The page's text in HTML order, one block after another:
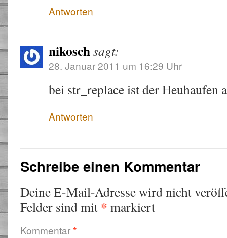
Antworten
nikoschsagt:
28. Januar 2011 um 16:29 Uhr
bei str_replace ist der Heuhaufen
Antworten
Schreibe einen Kommentar
Deine E-Mail-Adresse wird nicht
Felder sind mit * markiert
Kommentar*